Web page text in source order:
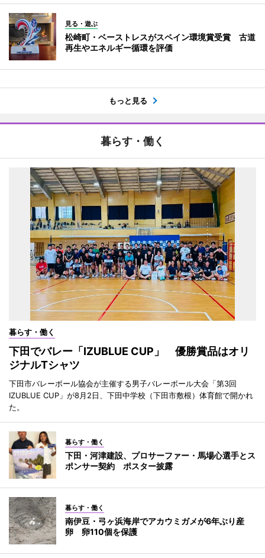
見る・遊ぶ
松崎町・ベーストレスがスペイン環境賞受賞 古道
再生やエネルギー循環を評価
もっと見る
暮らす・働く
暮らす・働く
下田でバレー「IZUBLUE CUP」 優勝賞品はオリ
ジナルTシャツ
下田市バレーボール協会が主催する男子バレーボール大会「第3回
IZUBLUE CUP」が8月2日、下田中学校（下田市敷根）体育館で開かれ
た。
暮らす・働く
下田・河津建設、プロサーファー・馬場心選手とス
ポンサー契約 ポスター披露
暮らす・働く
南伊豆・弓ヶ浜海岸でアカウミガメが6年ぶり産
卵 卵110個を保護